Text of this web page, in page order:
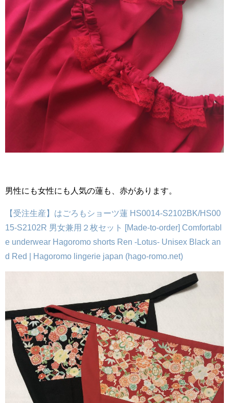
男性にも女性にも人気の蓮も、赤があります。
【受注生産】はごろもショーツ蓮 HS0014-S2102BK/HS00
15-S2102R 男女兼用２枚セット [Made-to-order] Comfortabl
e underwear Hagoromo shorts Ren -Lotus- Unisex Black an
d Red | Hagoromo lingerie japan (hago-romo.net)